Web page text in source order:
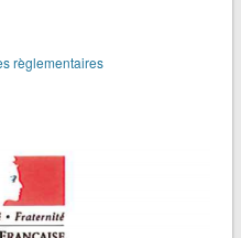
règlementaires